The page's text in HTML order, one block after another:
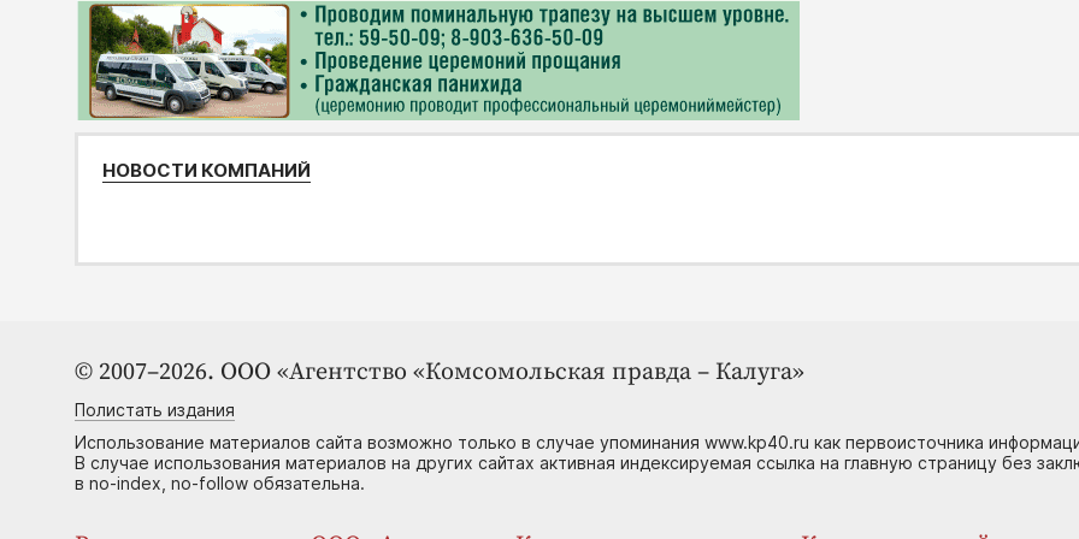
НОВОСТИ КОМПАНИЙ
© 2007–2026. ООО «Агентство «Комсомольская правда – Калуга»
Полистать издания
Использование материалов сайта возможно только в случае упоминания www.kp40.ru как первоисточника
В случае использования материалов на других сайтах активная индексируемая ссылка на главную страницу без
в no-index, no-follow обязательна.